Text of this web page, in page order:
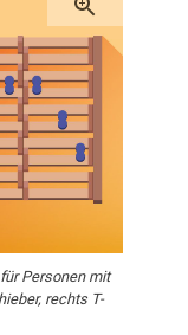
Personen mit
rechts T-